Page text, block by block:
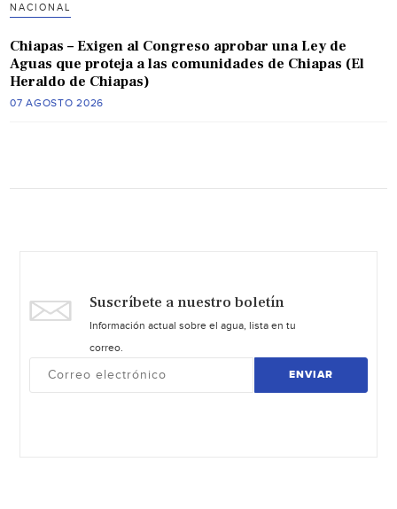
NACIONAL
Chiapas – Exigen al Congreso aprobar una Ley de
Aguas que proteja a las comunidades de Chiapas (El
Heraldo de Chiapas)
07 AGOSTO 2026
Suscríbete a nuestro boletín
Información actual sobre el agua, lista en tu
correo.
ENVIAR